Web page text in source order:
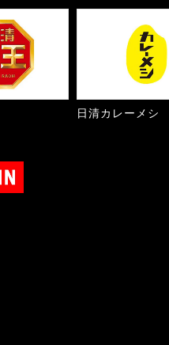
日清カレーメシ